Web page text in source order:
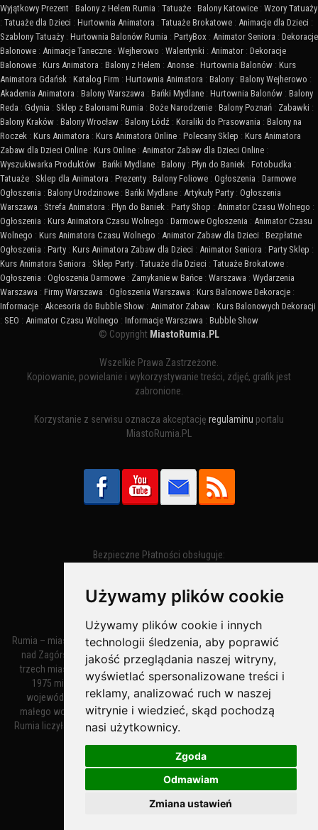
Używamy plików cookie
Używamy plików cookie i innych
technologii śledzenia, aby poprawić
jakość przeglądania naszej witryny,
wyświetlać spersonalizowane treści i
reklamy, analizować ruch w naszej
witrynie i wiedzieć, skąd pochodzą
nasi użytkownicy.
Zgoda
Odmawiam
Zmiana ustawień
Wyjątkowy Prezent : Balony z Helem Rumia : Tatuaże : Balony Katowice : Wzory Tatuaży
: Tatuaże dla Dzieci : Hurtownia Animatora : Tatuaże Brokatowe : Animacje dla Dzieci :
Szablony Tatuaży : Hurtownia Balonów Rumia : PartyBox : Animator Seniora : Dekoracje
Balonowe : Animacje Taneczne : Wejherowo : Walentynki : Animator : Dekoracje
Balonowe : Kurs Animatora : Balony z Helem : Anonse : Hurtownia Balonów : Kurs
Animatora Gdańsk : Katalog Firm : Hurtownia Animatora : Balony : Balony Wejherowo :
Akademia Animatora : Balony Warszawa : Bańki Mydlane : Hurtownia Balonów : Balony
Reda : Gdynia : Sklep z Balonami Rumia : Boże Narodzenie : Balony Poznań : Zabawki :
Balony Kraków : Balony Wrocław : Balony Łódź : Koraliki do Prasowania : Balony na
Roczek : Kurs Animatora : Kurs Animatora Online : Polecany Sklep : Kurs Animatora
Zabaw dla Dzieci Online : Kurs Online : Animator Zabaw dla Dzieci Online :
Wyszukiwarka Produktów : Bańki Mydlane : Balony : Płyn do Baniek : Fotobudka :
Tatuaże : Sklep dla Animatora : Prezenty : Balony Foliowe : Ogłoszenia : Darmowe
Ogłoszenia : Balony Urodzinowe : Bańki Mydlane : Artykuły Party : Ogłoszenia
Warszawa : Strefa Animatora : Płyn do Baniek : Party Shop : Animator Czasu Wolnego :
Ogłoszenia : Kurs Animatora Czasu Wolnego : Darmowe Ogłoszenia : Animator Czasu
Wolnego : Kurs Animatora Czasu Wolnego : Animator Zabaw dla Dzieci : Bezpłatne
Ogłoszenia : Party : Kurs Animatora Zabaw dla Dzieci : Animator Seniora : Party Sklep :
Kurs Animatora Seniora : Sklep Party : Tatuaże dla Dzieci : Tatuaże Brokatowe :
Ogłoszenia : Ogłoszenia Darmowe : Zamykanie w Bańce : Warszawa : Wydarzenia
Warszawa : Firmy Warszawa : Ogłoszenia Warszawa : Kurs Balonowe Dekoracje :
Informacje : Akcesoria do Bubble Show : Animator Zabaw : Kurs Balonowych Dekoracji
: SEO : Animator Czasu Wolnego : Informacje Warszawa : Bubble Show
© Copyright MiastoRumia.PL
Wszelkie Prawa Zastrzeżone.
Kopiowanie, powielanie i wykorzystywanie treści, zdjęć, grafik jest
zabronione.
Korzystanie z serwisu oznacza akceptację regulaminu portalu
MiastoRumia.PL
Bezpieczne Płatności obsługuje:
Rumia – miasto w województwie pomorskim, w powiecie wejherowskim
nad Zagórską Strugą. Z miastami Wejherowem i Redą tworzy zespół
trzech miast zwany Małym Trójmiastem Kaszubskim. W latach 1945–
1975 miasto administracyjnie należało do tak zwanego dużego
województwa gdańskiego, a w latach 1975–1998 do tak zwanego
małego województwa gdańskiego. Według danych z 1 stycznia 2018
Rumia liczyła 48 632 mieszkańców. Jest największym polskim miastem